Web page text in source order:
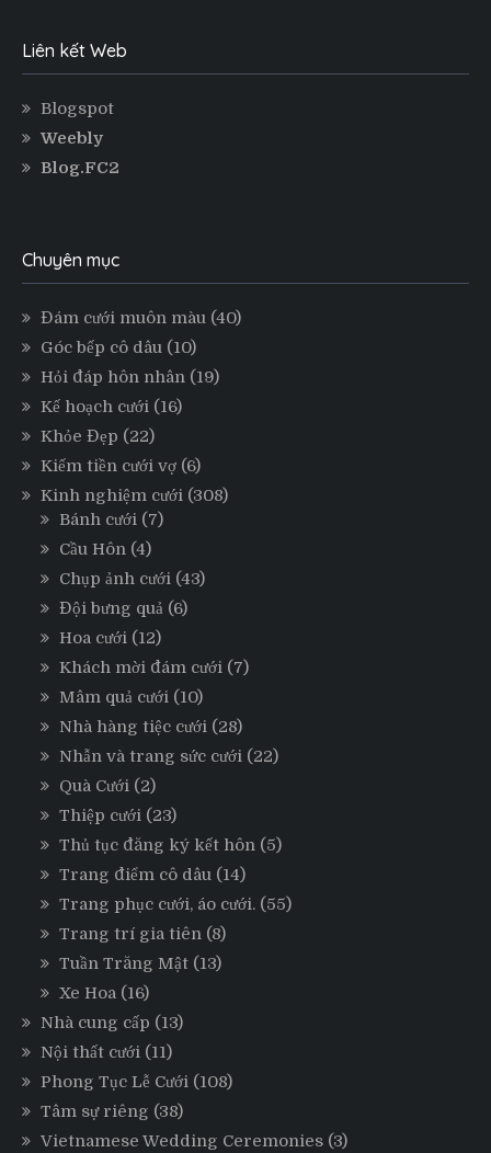
Liên kết Web
Blogspot
Weebly
Blog.FC2
Chuyên mục
Đám cưới muôn màu (40)
Góc bếp cô dâu (10)
Hỏi đáp hôn nhân (19)
Kế hoạch cưới (16)
Khỏe Đẹp (22)
Kiếm tiền cưới vợ (6)
Kinh nghiệm cưới (308)
Bánh cưới (7)
Cầu Hôn (4)
Chụp ảnh cưới (43)
Đội bưng quả (6)
Hoa cưới (12)
Khách mời đám cưới (7)
Mâm quả cưới (10)
Nhà hàng tiệc cưới (28)
Nhẫn và trang sức cưới (22)
Quà Cưới (2)
Thiệp cưới (23)
Thủ tục đăng ký kết hôn (5)
Trang điểm cô dâu (14)
Trang phục cưới, áo cưới. (55)
Trang trí gia tiên (8)
Tuần Trăng Mật (13)
Xe Hoa (16)
Nhà cung cấp (13)
Nội thất cưới (11)
Phong Tục Lễ Cưới (108)
Tâm sự riêng (38)
Vietnamese Wedding Ceremonies (3)